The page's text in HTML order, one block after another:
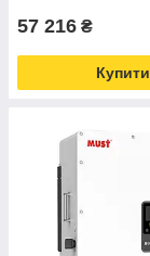
57 216 ₴
Купити